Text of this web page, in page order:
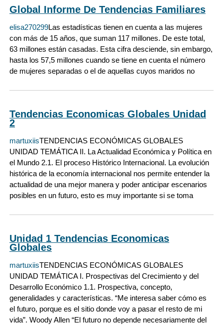
Global Informe De Tendencias Familiares
elisa270299Las estadísticas tienen en cuenta a las mujeres
con más de 15 años, que suman 117 millones. De este total,
63 millones están casadas. Esta cifra desciende, sin embargo,
hasta los 57,5 millones cuando se tiene en cuenta el número
de mujeres separadas o el de aquellas cuyos maridos no
Tendencias Economicas Globales Unidad
2
martuxiisTENDENCIAS ECONÓMICAS GLOBALES
UNIDAD TEMÁTICA II. La Actualidad Económica y Política en
el Mundo 2.1. El proceso Histórico Internacional. La evolución
histórica de la economía internacional nos permite entender la
actualidad de una mejor manera y poder anticipar escenarios
posibles en un futuro, esto es muy importante si se toma
Unidad 1 Tendencias Economicas
Globales
martuxiisTENDENCIAS ECONÓMICAS GLOBALES
UNIDAD TEMÁTICA I. Prospectivas del Crecimiento y del
Desarrollo Económico 1.1. Prospectiva, concepto,
generalidades y características. “Me interesa saber cómo es
el futuro, porque es el sitio donde voy a pasar el resto de mi
vida”. Woody Allen “El futuro no depende necesariamente del